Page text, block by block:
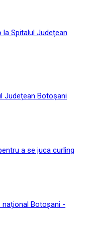
Spitalul Județean
Județean Botoșani
a se juca curling
Botoșani -